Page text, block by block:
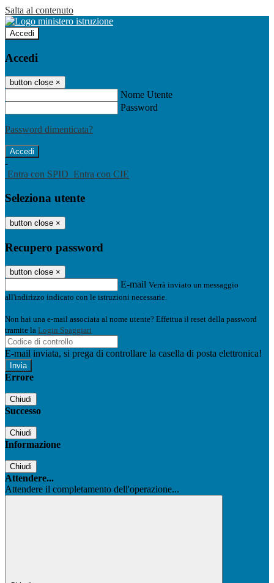
Salta al contenuto
Accedi
Accedi
button close ×
Nome Utente
Password
Password dimenticata?
-
Entra con SPID Entra con CIE
Seleziona utente
button close ×
Recupero password
button close ×
E-mail Verrà inviato un messaggio
all'indirizzo indicato con le istruzioni necessarie.
Non hai una e-mail associata al nome utente? Effettua il reset della password
tramite la Login Spaggiari
E-mail inviata, si prega di controllare la casella di posta elettronica!
Errore
Chiudi
Successo
Chiudi
Informazione
Chiudi
Attendere...
Attendere il completamento dell'operazione...